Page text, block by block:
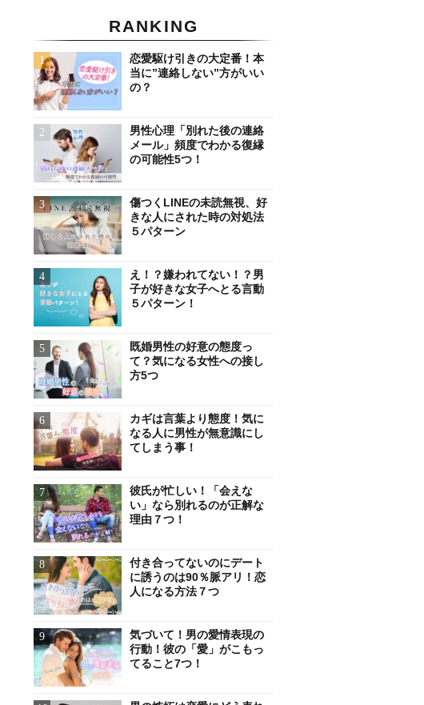
RANKING
恋愛駆け引きの大定番！本
当に”連絡しない”方がいい
の？
男性心理「別れた後の連絡
メール」頻度でわかる復縁
の可能性5つ！
傷つくLINEの未読無視、好
きな人にされた時の対処法
５パターン
え！？嫌われてない！？男
子が好きな女子へとる言動
５パターン！
既婚男性の好意の態度っ
て？気になる女性への接し
方5つ
カギは言葉より態度！気に
なる人に男性が無意識にし
てしまう事！
彼氏が忙しい！「会えな
い」なら別れるのが正解な
理由７つ！
付き合ってないのにデート
に誘うのは90％脈アリ！恋
人になる方法７つ
気づいて！男の愛情表現の
行動！彼の「愛」がこもっ
てること7つ！